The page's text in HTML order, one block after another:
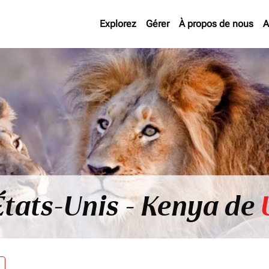
Explorez Gérer À propos de nous
Unis - Kenya de